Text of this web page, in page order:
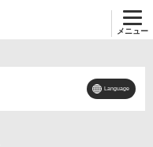
メニュー
Language